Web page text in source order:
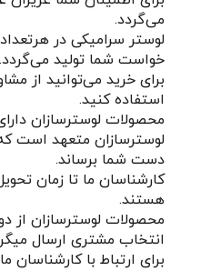
می‌گردد.
لوستر سرامیکی در
خواست شما تولید می‌گردد.
برای خرید می‌توانید از
استفاده کنید.
محصولات لوسترسازان
لوسترسازان متعهد است
دست شما برساند.
کارشناسان ما تا زمان
هستند.
محصولات لوسترسازان از
انتخاب مشتری ارسال